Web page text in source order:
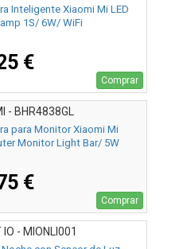
Inteligente Xiaomi Mi LED
1S/ 6W/ WiFi
€
Comprar
- BHR4838GL
para Monitor Xiaomi Mi
Monitor Light Bar/ 5W
€
Comprar
IO - MIONLI001